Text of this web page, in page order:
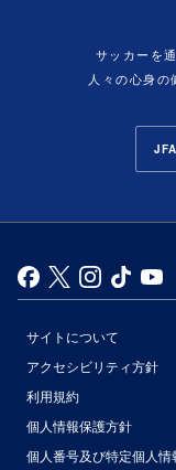
サッカーを
人々の心身の
サイトについて
アクセシビリティ方針
利用規約
個人情報保護方針
個人番号及び特定個人